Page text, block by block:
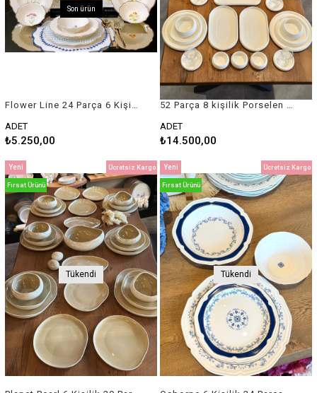
Flower Line 24 Parça 6 Kişilik Bone Porselen Yemek Takımı
ADET
₺5.250,00
Son ürün
52 Parça 8 kişilik Porselen Yemek / Kahvaltı Seti
ADET
₺14.500,00
Tükendi
Ücretsiz Kargo
Yeni
Ürün
Fırsat Ürünü
Tükendi
Ücretsiz Kargo
Yeni
Ürün
Fırsat Ürünü